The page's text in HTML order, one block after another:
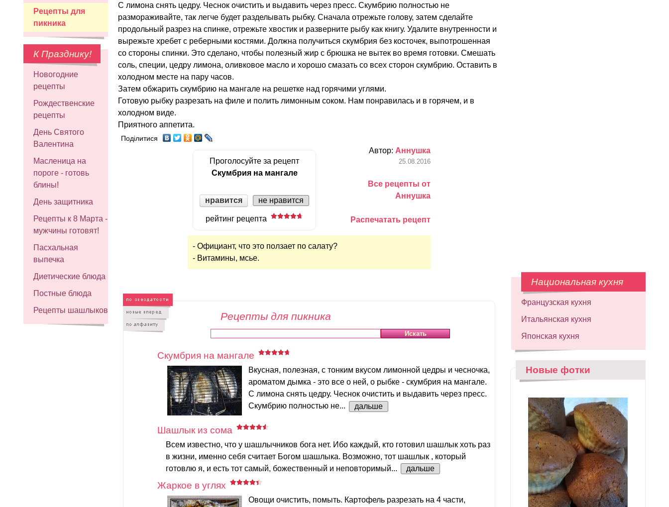
Рецепты для
пикника
К Празднику!
Новогодние
рецепты
Рождественские
рецепты
День Святого
Валентина
Масленица на
пороге - готовь
блины!
День защитника
Рецепты к 8 Марта -
мужчины готовят!
Пасхальная
выпечка
Диетические блюда
Постные блюда
Рецепты шашлыков
С лимона снять цедру. Чеснок очистить и выдавить через пресс. Скумбрию полностью не
размораживайте, так легче будет разделывать рыбку. Сначала отрежьте голову, затем сделайте
продольный разрез на спинке, отрежьте хвостик и разверните рыбу как книгу. Удалите внутренности и
вырежьте хребет с реберными костями. Должна получиться скумбрия без косточек, выпотрошенная
со стороны спинки. Это сделано, чтобы полезный жир с брюшка не вытек во время готовки. Смешать
соль, специи, цедру лимона, оливковое масло и хорошо смазать со всех сторон скумбрию. Оставить в
холодном месте на пару часов.
Затем обжарить скумбрию на мангале на решетке над горячими углями.
Готовую рыбку разрезать на филе и полить лимонным соком. Нам понравилась и в горячем, и в
холодном виде.
Приятного аппетита.
Поділитися
Проголосуйте за рецепт
Скумбрия на мангале
нравится не нравится
рейтинг рецепта
Автор: Аннушка
25.08.2016
Все рецепты от
Аннушка
Распечатать рецепт
- Официант, что это ползает по салату?
- Витамины, мсье.
Рецепты для пикника
Скумбрия на мангале
Вкусная, полезная, с тонким вкусом лимонной цедры и чесночка,
ароматом дымка - это все о ней, о рыбке - скумбрия на мангале.
С лимона снять цедру. Чеснок очистить и выдавить через пресс.
Скумбрию полностью не...
дальше
Шашлык из сома
Всем известно, что у шашлычников бога нет. Ибо каждый, кто готовил шашлык хоть раз
в жизни, именно себя считает Богом шашлыка. Возможно, тот шашлык , который
готовлю я, и есть тот самый, божественный и неповторимый...
дальше
Жаркое в углях
Овощи очистить, помыть. Картофель разрезать на 4 части,
Национальная кухня
Французская кухня
Итальянская кухня
Японская кухня
Новые фотки